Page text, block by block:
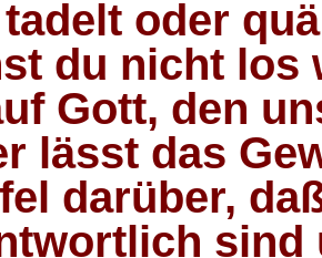
oder
du nicht los
Gott, den
lässt das
darüber,
sind